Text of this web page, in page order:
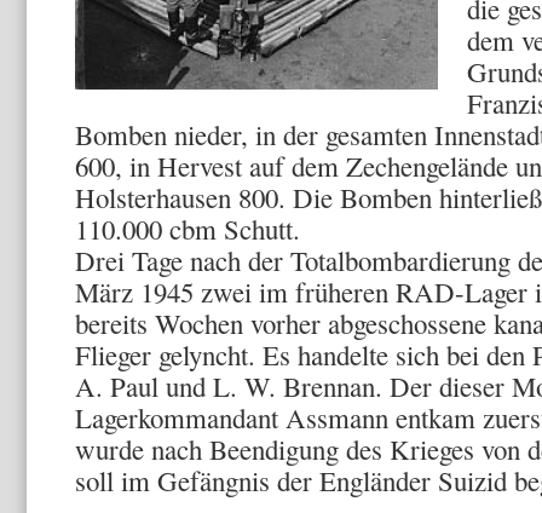
die
dem
Bomben nieder, in der gesamten
600, in Hervest auf dem Zechengelände
Holsterhausen 800. Die Bomben
110.000 cbm Schutt.
Drei Tage nach der Totalbombardierung
März 1945 zwei im früheren RAD-Lager
bereits Wochen vorher abgeschossene
Flieger gelyncht. Es handelte sich bei
A. Paul und L. W. Brennan. Der dieser
Lagerkommandant Assmann entkam
wurde nach Beendigung des Krieges von
soll im Gefängnis der Engländer Suizid